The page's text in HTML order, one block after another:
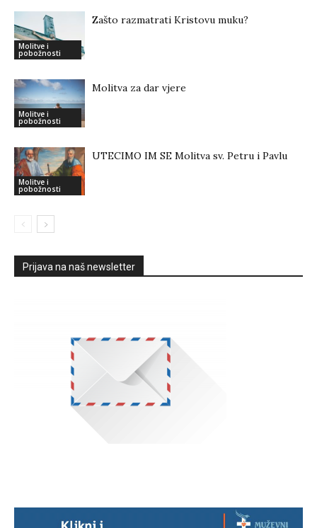
Molitve i
pobožnosti
Zašto razmatrati Kristovu muku?
Molitve i
pobožnosti
Molitva za dar vjere
Molitve i
pobožnosti
UTECIMO IM SE Molitva sv. Petru i Pavlu
Prijava na naš newsletter